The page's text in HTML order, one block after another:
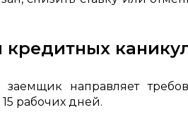
заемщик направляет
рабочих дней.